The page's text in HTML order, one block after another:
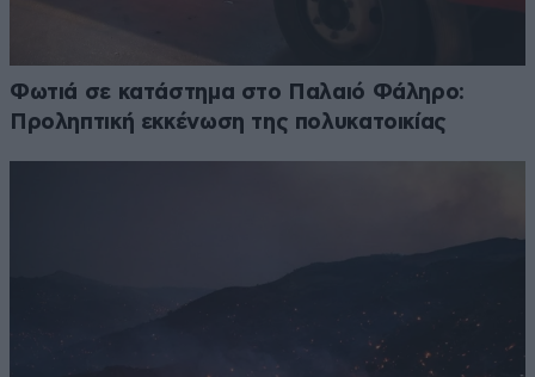
Φωτιά σε κατάστημα στο Παλαιό Φάληρο:
Προληπτική εκκένωση της πολυκατοικίας